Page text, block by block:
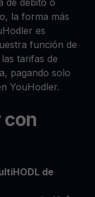
la forma más
es
función de
tarifas de
pagando solo
YouHodler.
con
de